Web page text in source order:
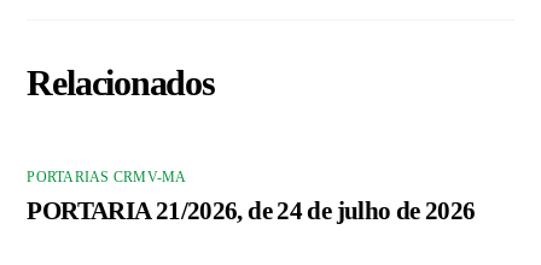
Relacionados
PORTARIAS CRMV-MA
PORTARIA 21/2026, de 24 de julho de 2026